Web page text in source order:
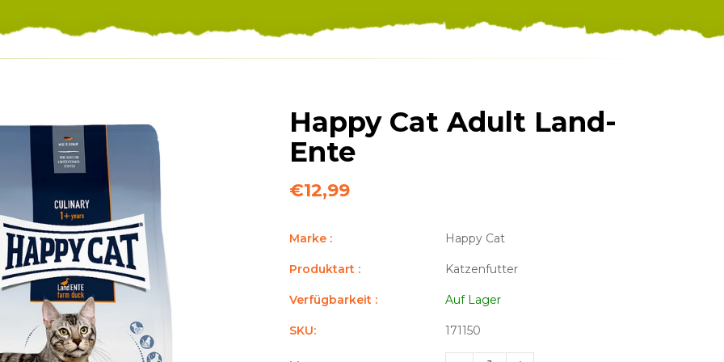
Happy Cat Adult Land-
Ente
€12,99
Marke : Happy Cat
Produktart : Katzenfutter
Verfügbarkeit : Auf Lager
SKU: 171150